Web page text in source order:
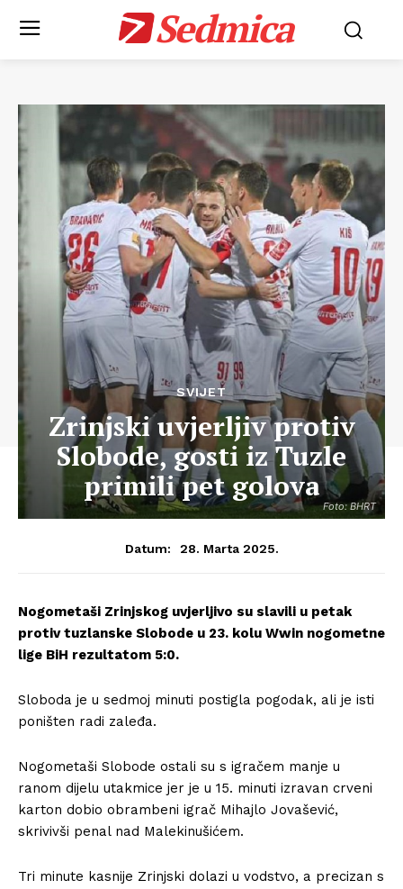
Sedmica
Foto: BHRT
SVIJET
Zrinjski uvjerljiv protiv
Slobode, gosti iz Tuzle
primili pet golova
Datum: 28. Marta 2025.
Nogometaši Zrinjskog uvjerljivo su slavili u petak
protiv tuzlanske Slobode u 23. kolu Wwin nogometne
lige BiH rezultatom 5:0.
Sloboda je u sedmoj minuti postigla pogodak, ali je isti
poništen radi zaleđa.
Nogometaši Slobode ostali su s igračem manje u
ranom dijelu utakmice jer je u 15. minuti izravan crveni
karton dobio obrambeni igrač Mihajlo Jovašević,
skrivivši penal nad Malekinušićem.
Tri minute kasnije Zrinjski dolazi u vodstvo, a precizan s